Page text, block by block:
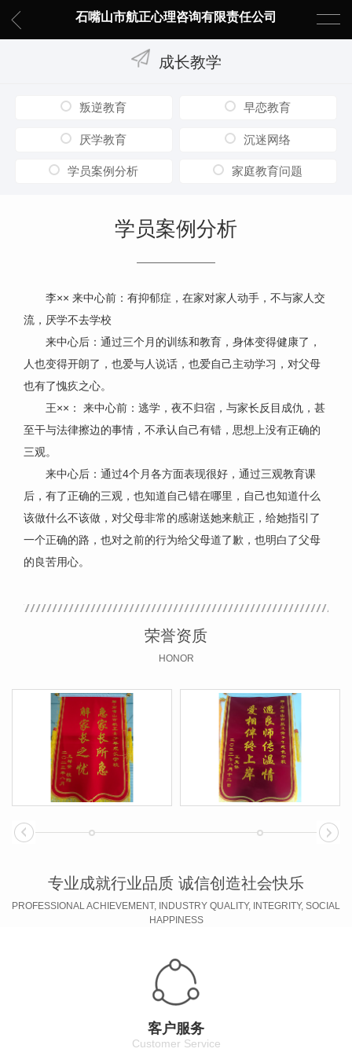
石嘴山市航正心理咨询有限责任公司
成长教学
叛逆教育 早恋教育
厌学教育 沉迷网络
学员案例分析 家庭教育问题
学员案例分析
李×× 来中心前：有抑郁症，在家对家人动手，不与家人交
流，厌学不去学校
来中心后：通过三个月的训练和教育，身体变得健康了，
人也变得开朗了，也爱与人说话，也爱自己主动学习，对父母
也有了愧疚之心。
王××： 来中心前：逃学，夜不归宿，与家长反目成仇，甚
至干与法律擦边的事情，不承认自己有错，思想上没有正确的
三观。
来中心后：通过4个月各方面表现很好，通过三观教育课
后，有了正确的三观，也知道自己错在哪里，自己也知道什么
该做什么不该做，对父母非常的感谢送她来航正，给她指引了
一个正确的路，也对之前的行为给父母道了歉，也明白了父母
的良苦用心。
荣誉资质
HONOR
专业成就行业品质 诚信创造社会快乐
PROFESSIONAL ACHIEVEMENT, INDUSTRY QUALITY, INTEGRITY, SOCIAL
HAPPINESS
客户服务
Customer Service